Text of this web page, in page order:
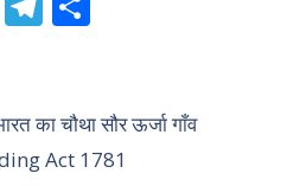
gr
a
e
का चौथा सौर ऊर्जा गाँव
Act 1781